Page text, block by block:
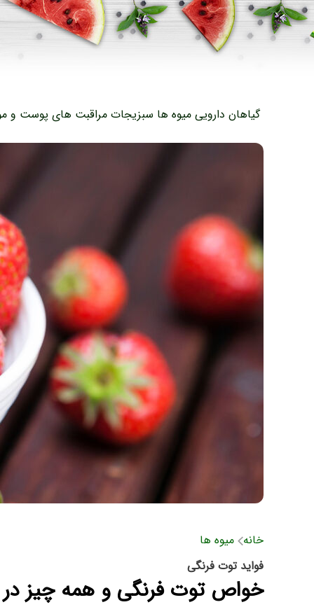
گیاهان دارویی میوه ها سبزیجات مراقبت های پوست و
خانه میوه ها
فواید توت فرنگی
خواص توت فرنگی و همه چیز